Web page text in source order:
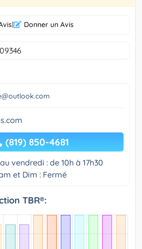
| Donner un Avis
(819) 850-4681
vendredi : de 10h à 17h30
et Dim : Fermé
TBR®: